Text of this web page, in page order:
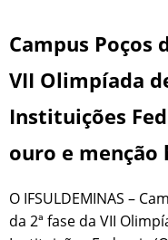
Campus Poços
VII Olimpíada
Instituições
ouro e menção
O IFSULDEMINAS –
da 2ª fase da VII